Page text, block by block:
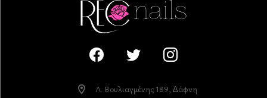
Λ. Βουλιαγµένης 189, ∆άφνη